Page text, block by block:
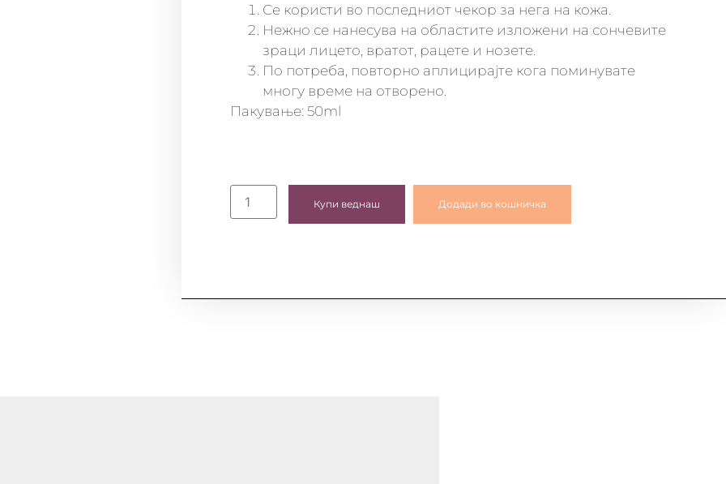
Се користи во последниот чекор за нега на кожа.
Нежно се нанесува на областите изложени на сончевите
зраци лицето, вратот, рацете и нозете.
По потреба, повторно аплицирајте кога поминувате
многу време на отворено.
Пакување: 50ml
Купи веднаш Додади во кошничка